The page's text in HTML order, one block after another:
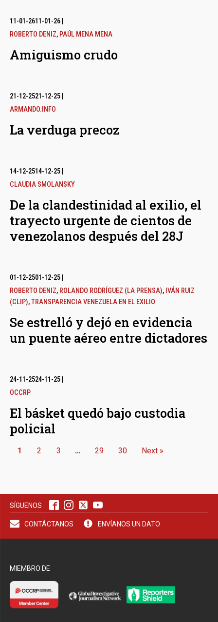
11-01-2611-01-26
ROBERTO DENIZ, PAÚL MENA MENA
Amiguismo crudo
21-12-2521-12-25
ARMANDO.INFO
La verduga precoz
14-12-2514-12-25
CLAUDIA SMOLANSKY
De la clandestinidad al exilio, el
trayecto urgente de cientos de
venezolanos después del 28J
01-12-2501-12-25
ROBERTO DENIZ, ROLANDO RODRÍGUEZ (LA PRENSA), IVÁN RUIZ
(CLIP),TRANSPARENCIA VENEZUELA EN EL EXILIO
Se estrelló y dejó en evidencia
un puente aéreo entre dictadores
24-11-2524-11-25
OCCRP
El básket quedó bajo custodia
policial
1 2 3 … 29 30 Next »
SÍGUENOS
CONTÁCTANOS ENVÍANOS UN DATO
MIEMBRO DE